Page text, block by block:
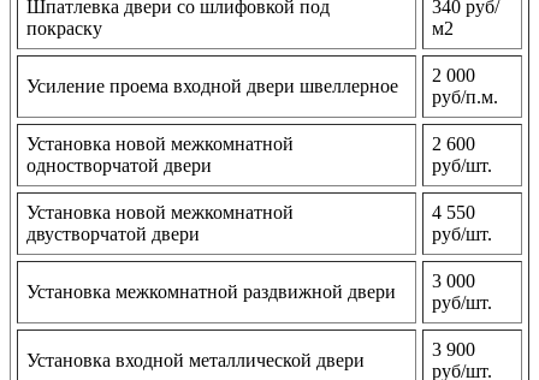
Шпатлевка двери со шлифовкой под
покраску
340 руб/
м2
Усиление проема входной двери швеллерное
2 000
руб/п.м.
Установка новой межкомнатной
одностворчатой двери
2 600
руб/шт.
Установка новой межкомнатной
двустворчатой двери
4 550
руб/шт.
Установка межкомнатной раздвижной двери
3 000
руб/шт.
Установка входной металлической двери
3 900
руб/шт.